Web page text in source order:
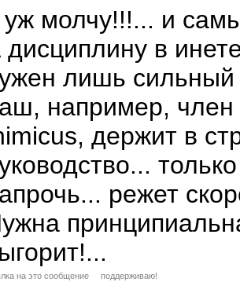
уж молчу!!!... и
дисциплину в
лишь сильный
например,
держит в
режет
на это сообщение поддерживаю!